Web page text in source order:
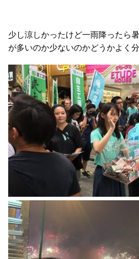
少し涼しかったけど一雨降ったら
が多いのか少ないのかどうかよく分